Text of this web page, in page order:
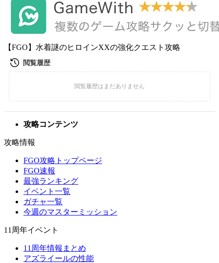
【FGO】水着謎のヒロインXXの強化クエスト攻略
攻略コンテンツ
攻略情報
FGO攻略トップページ
FGO速報
最強ランキング
イベント一覧
ガチャ一覧
今週のマスターミッション
11周年イベント
11周年情報まとめ
アズライールの性能